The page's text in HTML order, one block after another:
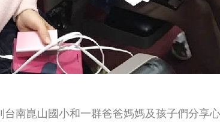
南崑山國小和一群爸爸媽媽及孩子們分享